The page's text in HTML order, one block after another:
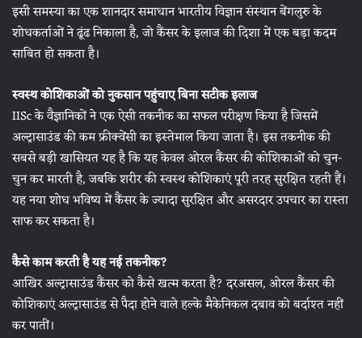
इसी समस्या का एक शानदार समाधान भारतीय विज्ञान संस्थान बेंगलुरु के
शोधकर्ताओं ने ढूंढ निकाला है, जो कैंसर के इलाज की दिशा में एक बड़ा कदम
साबित हो सकता है।
स्वस्थ कोशिकाओं को नुकसान पहुंचाए बिना सटीक इलाज
IISc के वैज्ञानिकों ने एक ऐसी तकनीक का सफल परीक्षण किया है जिसमें
अल्ट्रासाउंड की कम फ्रीक्वेंसी का इस्तेमाल किया जाता है। इस तकनीक की
सबसे बड़ी खासियत यह है कि यह केवल ओरल कैंसर की कोशिकाओं को चुन-
चुन कर मारती है, जबकि शरीर की स्वस्थ कोशिकाएं पूरी तरह सुरक्षित रहती हैं।
यह नया शोध भविष्य में कैंसर के ज्यादा सुरक्षित और असरदार उपचार का रास्ता
साफ कर सकता है।
कैसे काम करती है यह नई तकनीक?
आखिर अल्ट्रासाउंड कैंसर को कैसे खत्म करता है? दरअसल, ओरल कैंसर की
कोशिकाएं अल्ट्रासाउंड से पैदा होने वाले हल्के मैकेनिकल दबाव को बर्दाश्त नहीं
कर पातीं।